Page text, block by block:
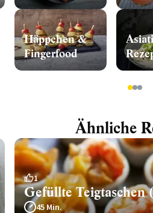
Häppchen &
Fingerfood
123
Ähnliche
1
Gefüllte Teigtaschen
45 Min.